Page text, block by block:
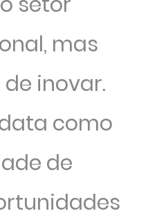
mas
inovar.
como
de